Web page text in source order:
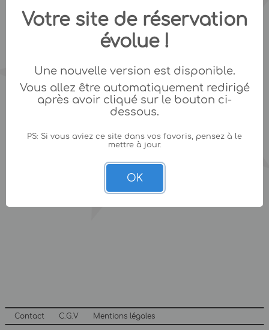
Contact C.G.V Mentions légales
Votre site de réservation
évolue !
Une nouvelle version est disponible.
Vous allez être automatiquement redirigé
après avoir cliqué sur le bouton ci-
dessous.
PS: Si vous aviez ce site dans vos favoris, pensez à le
mettre à jour.
OK